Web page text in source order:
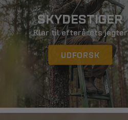
SKYDESTIGER
Klar til efterårets jagter
UDFORSK